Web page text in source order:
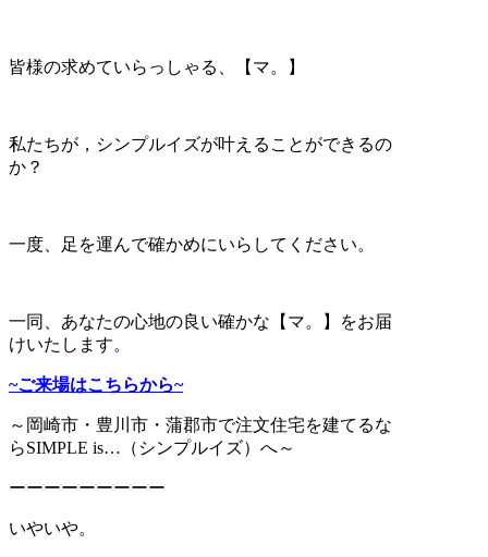
皆様の求めていらっしゃる、【マ。】
私たちが，シンプルイズが叶えることができるの
か？
一度、足を運んで確かめにいらしてください。
一同、あなたの心地の良い確かな【マ。】をお届
けいたします。
~ご来場はこちらから~
～岡崎市・豊川市・蒲郡市で注文住宅を建てるな
らSIMPLE is…（シンプルイズ）へ～
ーーーーーーーーー
いやいや。